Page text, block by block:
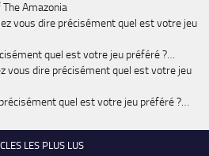
Amazonia
vous dire précisément quel est votre jeu
quel est votre jeu préféré ?…
vous dire précisément quel est votre jeu
quel est votre jeu préféré ?…
LES PLUS LUS